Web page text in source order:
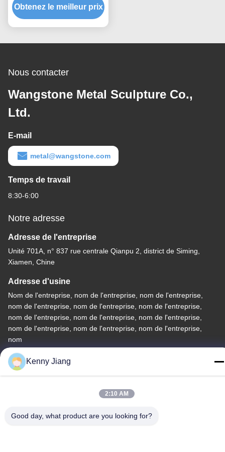
Obtenez le meilleur prix
Nous contacter
Wangstone Metal Sculpture Co.,
Ltd.
E-mail
metal@wangstone.com
Temps de travail
8:30-6:00
Notre adresse
Adresse de l'entreprise
Unité 701A, n° 837 rue centrale Qianpu 2, district de Siming,
Xiamen, Chine
Adresse d'usine
Nom de l'entreprise, nom de l'entreprise, nom de l'entreprise,
nom de l'entreprise, nom de l'entreprise, nom de l'entreprise,
nom de l'entreprise, nom de l'entreprise, nom de l'entreprise,
nom de l'entreprise, nom de l'entreprise, nom de l'entreprise,
nom
Téléphone
86-592-5175705
Kenny Jiang
2:10 AM
Good day, what product are you looking for?